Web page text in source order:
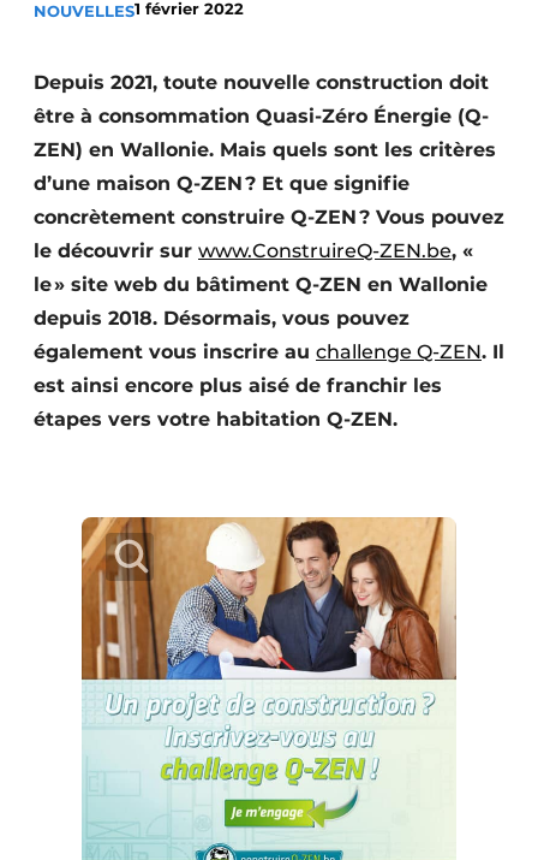
Termes et conditions
Video’s
NOUVELLES1 février 2022
Depuis 2021, toute nouvelle construction doit
être à consommation Quasi-Zéro Énergie (Q-
ZEN) en Wallonie. Mais quels sont les critères
d’une maison Q-ZEN ? Et que signifie
concrètement construire Q-ZEN ? Vous pouvez
le découvrir sur www.ConstruireQ-ZEN.be, «
le » site web du bâtiment Q-ZEN en Wallonie
depuis 2018. Désormais, vous pouvez
également vous inscrire au challenge Q-ZEN. Il
est ainsi encore plus aisé de franchir les
étapes vers votre habitation Q-ZEN.